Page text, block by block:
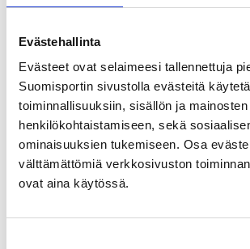
Evästehallinta
Evästeet ovat selaimeesi tallennettuja
Suomisportin sivustolla evästeitä
toiminnallisuuksiin, sisällön ja mainosten
henkilökohtaistamiseen, sekä
ominaisuuksien tukemiseen. Osa
välttämättömiä verkkosivuston
ovat aina käytössä.
SPORTS
REGISTRATION PERIOD
Mo 1.12.2025 at 00:00 - Su 1.2.2026 at
PRICE
Meduusa (16 kertaa) 230,00 € - klo 09:00-
Svetlana Nyman